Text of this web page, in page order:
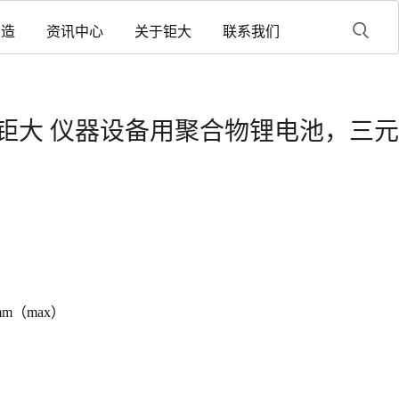
资讯中心 关于钜大 联系我们
大 仪器设备用聚合物锂电池，三元
（max）